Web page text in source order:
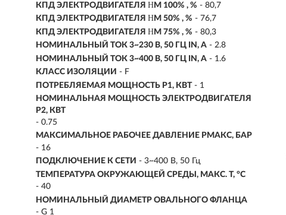
КПД ЭЛЕКТРОДВИГАТЕЛЯ ΗM 100% , % - 80,7
КПД ЭЛЕКТРОДВИГАТЕЛЯ ΗM 50% , % - 76,7
КПД ЭЛЕКТРОДВИГАТЕЛЯ ΗM 75% , % - 80,3
НОМИНАЛЬНЫЙ ТОК 3~230 В, 50 ГЦ IN, А - 2.8
НОМИНАЛЬНЫЙ ТОК 3~400 В, 50 ГЦ IN, А - 1.6
КЛАСС ИЗОЛЯЦИИ - F
ПОТРЕБЛЯЕМАЯ МОЩНОСТЬ P1, КВТ - 1
НОМИНАЛЬНАЯ МОЩНОСТЬ ЭЛЕКТРОДВИГАТЕЛЯ
P2, КВТ
- 0.75
МАКСИМАЛЬНОЕ РАБОЧЕЕ ДАВЛЕНИЕ PМАКС, БАР
- 16
ПОДКЛЮЧЕНИЕ К СЕТИ - 3~400 В, 50 Гц
ТЕМПЕРАТУРА ОКРУЖАЮЩЕЙ СРЕДЫ, МАКС. T, °C
- 40
НОМИНАЛЬНЫЙ ДИАМЕТР ОВАЛЬНОГО ФЛАНЦА
- G 1